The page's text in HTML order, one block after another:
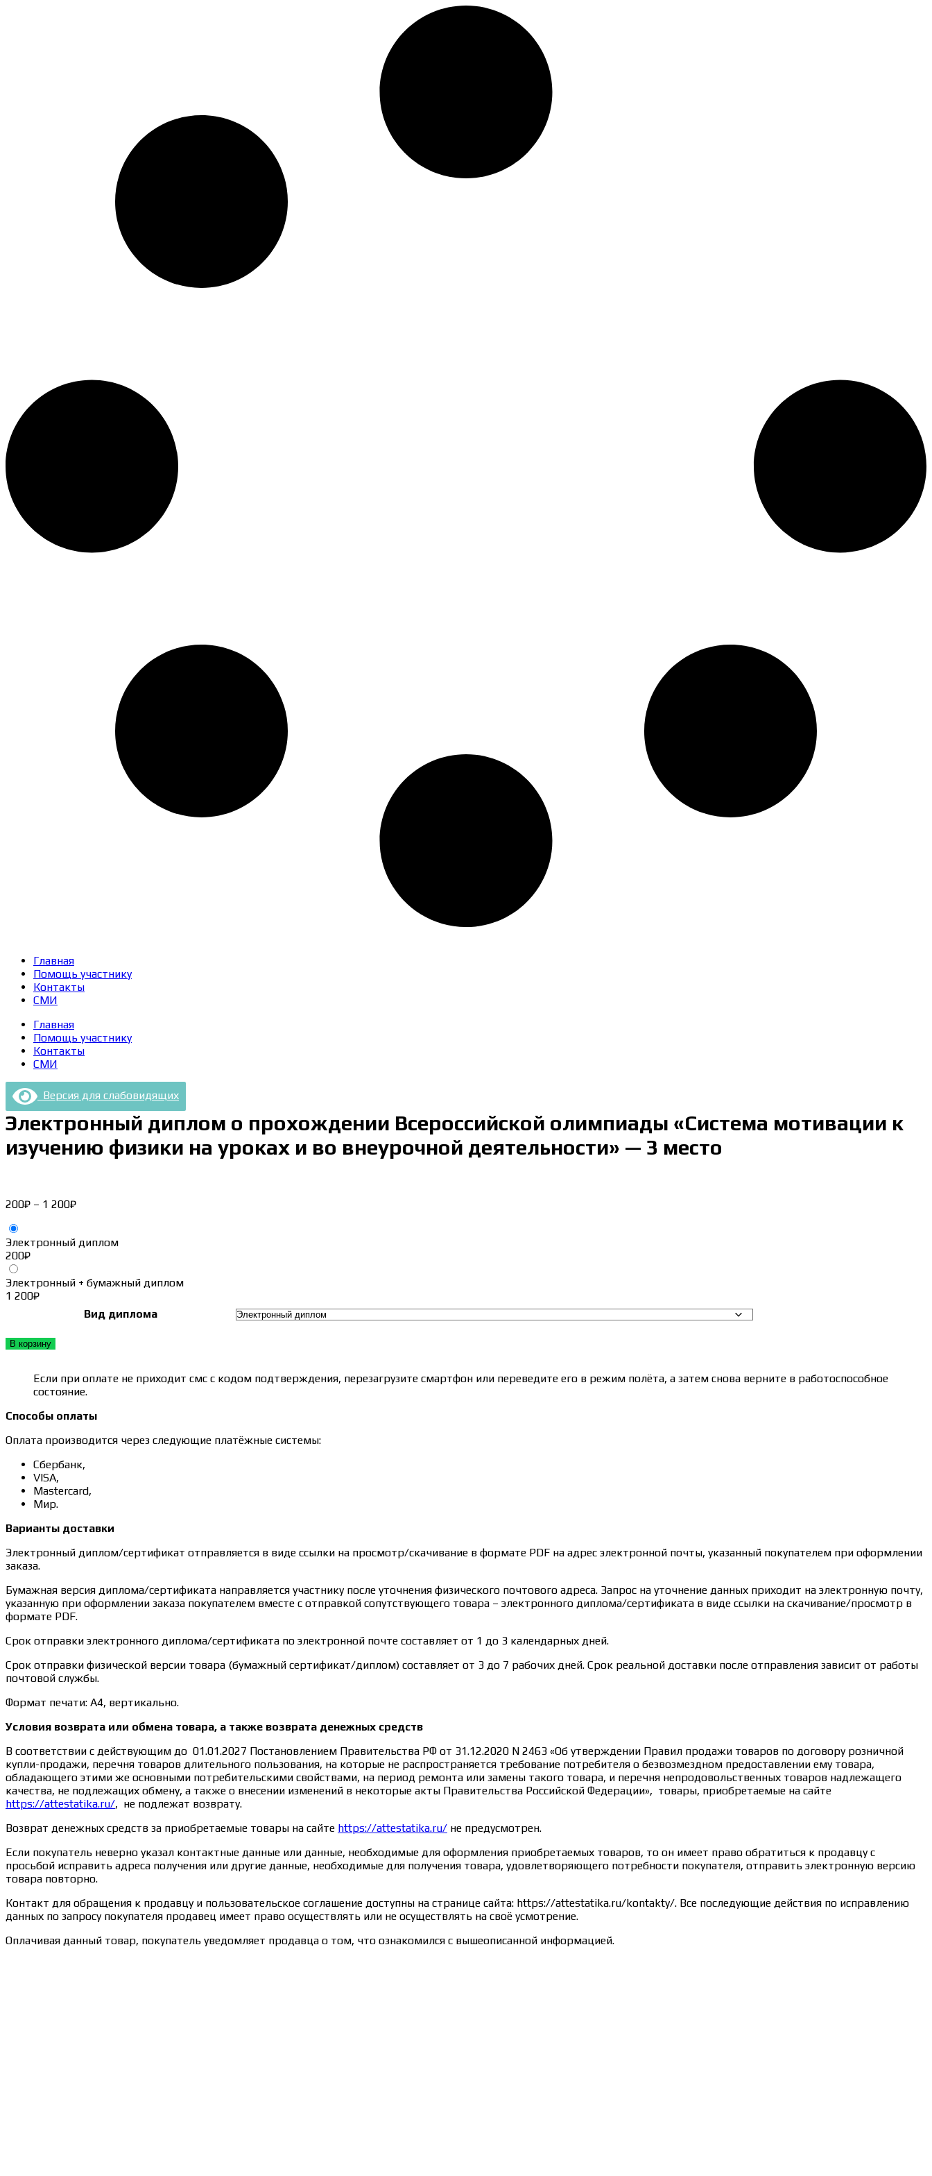
Главная
Помощь участнику
Контакты
СМИ
Главная
Помощь участнику
Контакты
СМИ
Версия для слабовидящих
Электронный диплом о прохождении Всероссийской олимпиады «Система мотивации к
изучению физики на уроках и во внеурочной деятельности» — 3 место
200₽ – 1 200₽Диапазон
–
Электронный диплом
200₽
Электронный + бумажный диплом
1 200₽
Вид диплома
В корзину
Если при оплате не приходит смс с кодом подтверждения, перезагрузите смартфон или переведите его в режим полёта, а затем снова верните в работоспособное
состояние.
Способы оплаты
Оплата производится через следующие платёжные системы:
Сбербанк,
VISA,
Mastercard,
Мир.
Варианты доставки
Электронный диплом/сертификат отправляется в виде ссылки на просмотр/скачивание в формате PDF на адрес электронной почты, указанный покупателем при оформлении
заказа.
Бумажная версия диплома/сертификата направляется участнику после уточнения физического почтового адреса. Запрос на уточнение данных приходит на электронную почту,
указанную при оформлении заказа покупателем вместе с отправкой сопутствующего товара – электронного диплома/сертификата в виде ссылки на скачивание/просмотр в
формате PDF.
Срок отправки электронного диплома/сертификата по электронной почте составляет от 1 до 3 календарных дней.
Срок отправки физической версии товара (бумажный сертификат/диплом) составляет от 3 до 7 рабочих дней. Срок реальной доставки после отправления зависит от работы
почтовой службы.
Формат печати: А4, вертикально.
Условия возврата или обмена товара, а также возврата денежных средств
В соответствии с действующим до 01.01.2027 Постановлением Правительства РФ от 31.12.2020 N 2463 «Об утверждении Правил продажи товаров по договору розничной
купли-продажи, перечня товаров длительного пользования, на которые не распространяется требование потребителя о безвозмездном предоставлении ему товара,
обладающего этими же основными потребительскими свойствами, на период ремонта или замены такого товара, и перечня непродовольственных товаров надлежащего
качества, не подлежащих обмену, а также о внесении изменений в некоторые акты Правительства Российской Федерации», товары, приобретаемые на сайте
https://attestatika.ru/, не подлежат возврату.
Возврат денежных средств за приобретаемые товары на сайте https://attestatika.ru/ не предусмотрен.
Если покупатель неверно указал контактные данные или данные, необходимые для оформления приобретаемых товаров, то он имеет право обратиться к продавцу с
просьбой исправить адреса получения или другие данные, необходимые для получения товара, удовлетворяющего потребности покупателя, отправить электронную версию
товара повторно.
Контакт для обращения к продавцу и пользовательское соглашение доступны на странице сайта: https://attestatika.ru/kontakty/. Все последующие действия по исправлению
данных по запросу покупателя продавец имеет право осуществлять или не осуществлять на своё усмотрение.
Оплачивая данный товар, покупатель уведомляет продавца о том, что ознакомился с вышеописанной информацией.